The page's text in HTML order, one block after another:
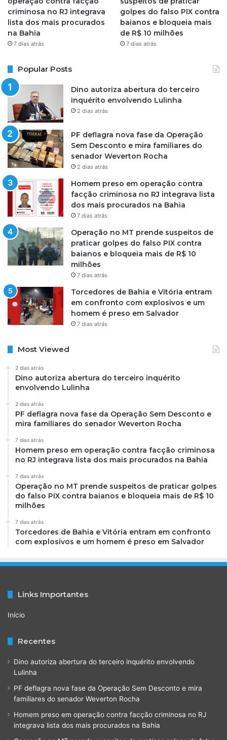
criminosa no RJ integrava
lista dos mais procurados
na Bahia
7 dias atrás
golpes do falso PIX contra
baianos e bloqueia mais
de R$ 10 milhões
7 dias atrás
Popular Posts
Dino autoriza abertura do terceiro
inquérito envolvendo Lulinha
2 dias atrás
PF deflagra nova fase da Operação
Sem Desconto e mira familiares do
senador Weverton Rocha
2 dias atrás
Homem preso em operação contra
facção criminosa no RJ integrava lista
dos mais procurados na Bahia
7 dias atrás
Operação no MT prende suspeitos de
praticar golpes do falso PIX contra
baianos e bloqueia mais de R$ 10
milhões
7 dias atrás
Torcedores de Bahia e Vitória entram
em confronto com explosivos e um
homem é preso em Salvador
7 dias atrás
Most Viewed
2 dias atrás
Dino autoriza abertura do terceiro inquérito
envolvendo Lulinha
2 dias atrás
PF deflagra nova fase da Operação Sem Desconto e
mira familiares do senador Weverton Rocha
7 dias atrás
Homem preso em operação contra facção criminosa
no RJ integrava lista dos mais procurados na Bahia
7 dias atrás
Operação no MT prende suspeitos de praticar golpes
do falso PIX contra baianos e bloqueia mais de R$ 10
milhões
7 dias atrás
Torcedores de Bahia e Vitória entram em confronto
com explosivos e um homem é preso em Salvador
Links Importantes
Início
Recentes
Dino autoriza abertura do terceiro inquérito envolvendo
Lulinha
PF deflagra nova fase da Operação Sem Desconto e mira
familiares do senador Weverton Rocha
Homem preso em operação contra facção criminosa no RJ
integrava lista dos mais procurados na Bahia